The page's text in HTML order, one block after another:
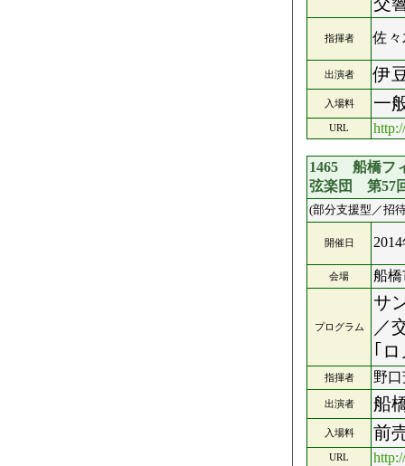
指揮者 佐
出演者 伊
入場料 一
URL
1465 船橋フ
弦楽団 第57
(部分支援型／招
開催日
会場 船
プログラム
サ
／
｢
指揮者 野
出演者 船
入場料 前
URL